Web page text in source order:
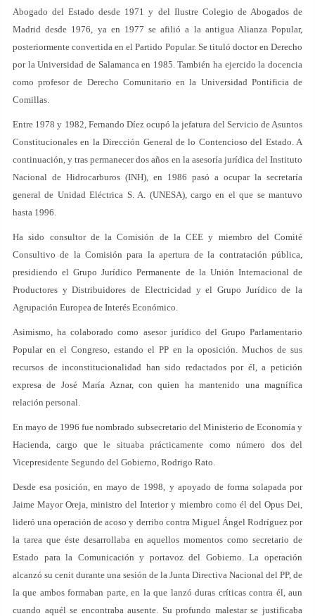
Abogado del Estado desde 1971 y del Ilustre Colegio de Abogados de
Madrid desde 1976, ya en 1977 se afilió a la antigua Alianza Popular,
posteriormente convertida en el Partido Popular. Se tituló doctor en Derecho
por la Universidad de Salamanca en 1985. También ha ejercido la docencia
como profesor de Derecho Comunitario en la Universidad Pontificia de
Comillas.
Entre 1978 y 1982, Fernando Díez ocupó la jefatura del Servicio de Asuntos
Constitucionales en la Dirección General de lo Contencioso del Estado. A
continuación, y tras permanecer dos años en la asesoría jurídica del Instituto
Nacional de Hidrocarburos (INH), en 1986 pasó a ocupar la secretaría
general de Unidad Eléctrica S. A. (UNESA), cargo en el que se mantuvo
hasta 1996.
Ha sido consultor de la Comisión de la CEE y miembro del Comité
Consultivo de la Comisión para la apertura de la contratación pública,
presidiendo el Grupo Jurídico Permanente de la Unión Internacional de
Productores y Distribuidores de Electricidad y el Grupo Jurídico de la
Agrupación Europea de Interés Económico.
Asimismo, ha colaborado como asesor jurídico del Grupo Parlamentario
Popular en el Congreso, estando el PP en la oposición. Muchos de sus
recursos de inconstitucionalidad han sido redactados por él, a petición
expresa de José María Aznar, con quien ha mantenido una magnífica
relación personal.
En mayo de 1996 fue nombrado subsecretario del Ministerio de Economía y
Hacienda, cargo que le situaba prácticamente como número dos del
Vicepresidente Segundo del Gobierno, Rodrigo Rato.
Desde esa posición, en mayo de 1998, y apoyado de forma solapada por
Jaime Mayor Oreja, ministro del Interior y miembro como él del Opus Dei,
lideró una operación de acoso y derribo contra Miguel Ángel Rodríguez por
la tarea que éste desarrollaba en aquellos momentos como secretario de
Estado para la Comunicación y portavoz del Gobierno. La operación
alcanzó su cenit durante una sesión de la Junta Directiva Nacional del PP, de
la que ambos formaban parte, en la que lanzó duras críticas contra él, aun
cuando aquél se encontraba ausente. Su profundo malestar se justificaba